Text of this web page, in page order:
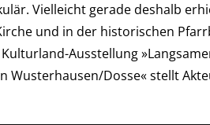
Vielleicht gerade deshalb
und in der historischen
Ausstellung
Wusterhausen/Dosse« stellt